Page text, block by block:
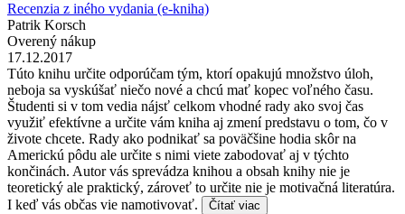
Recenzia z iného vydania (e-kniha)
Patrik Korsch
Overený nákup
17.12.2017
Túto knihu určite odporúčam tým, ktorí opakujú množstvo úloh,
neboja sa vyskúšať niečo nové a chcú mať kopec voľného času.
Študenti si v tom vedia nájsť celkom vhodné rady ako svoj čas
využiť efektívne a určite vám kniha aj zmení predstavu o tom, čo v
živote chcete. Rady ako podnikať sa poväčšine hodia skôr na
Americkú pôdu ale určite s nimi viete zabodovať aj v týchto
končinách. Autor vás sprevádza knihou a obsah knihy nie je
teoretický ale praktický, zároveť to určite nie je motivačná literatúra.
I keď vás občas vie namotivovať.
Čítať viac